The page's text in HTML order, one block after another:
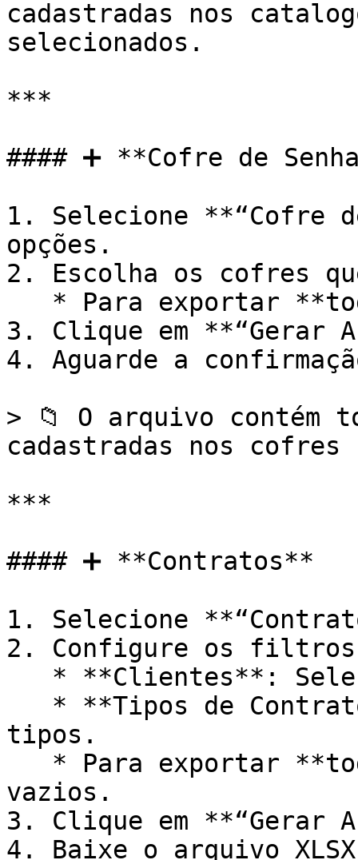
cadastradas nos
selecionados.
***
#### ➕ **Cofre de
1. Selecione **“Cofre
opções.
2. Escolha os cofres
3. Clique em **“Gerar
4. Aguarde a
> 📁 O arquivo contém
cadastradas nos cofres
***
#### ➕ **Contratos**
1. Selecione
2. Configure os
tipos.
vazios.
3. Clique em **“Gerar
4. Baixe o arquivo